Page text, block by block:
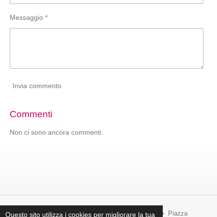
Questo sito utilizza i cookies per migliorare la tua
Messaggio *
Invia commento
Commenti
Non ci sono ancora commenti.
Copyright © 2006 Confraternita Maria SS. Addolorata. • Piazza